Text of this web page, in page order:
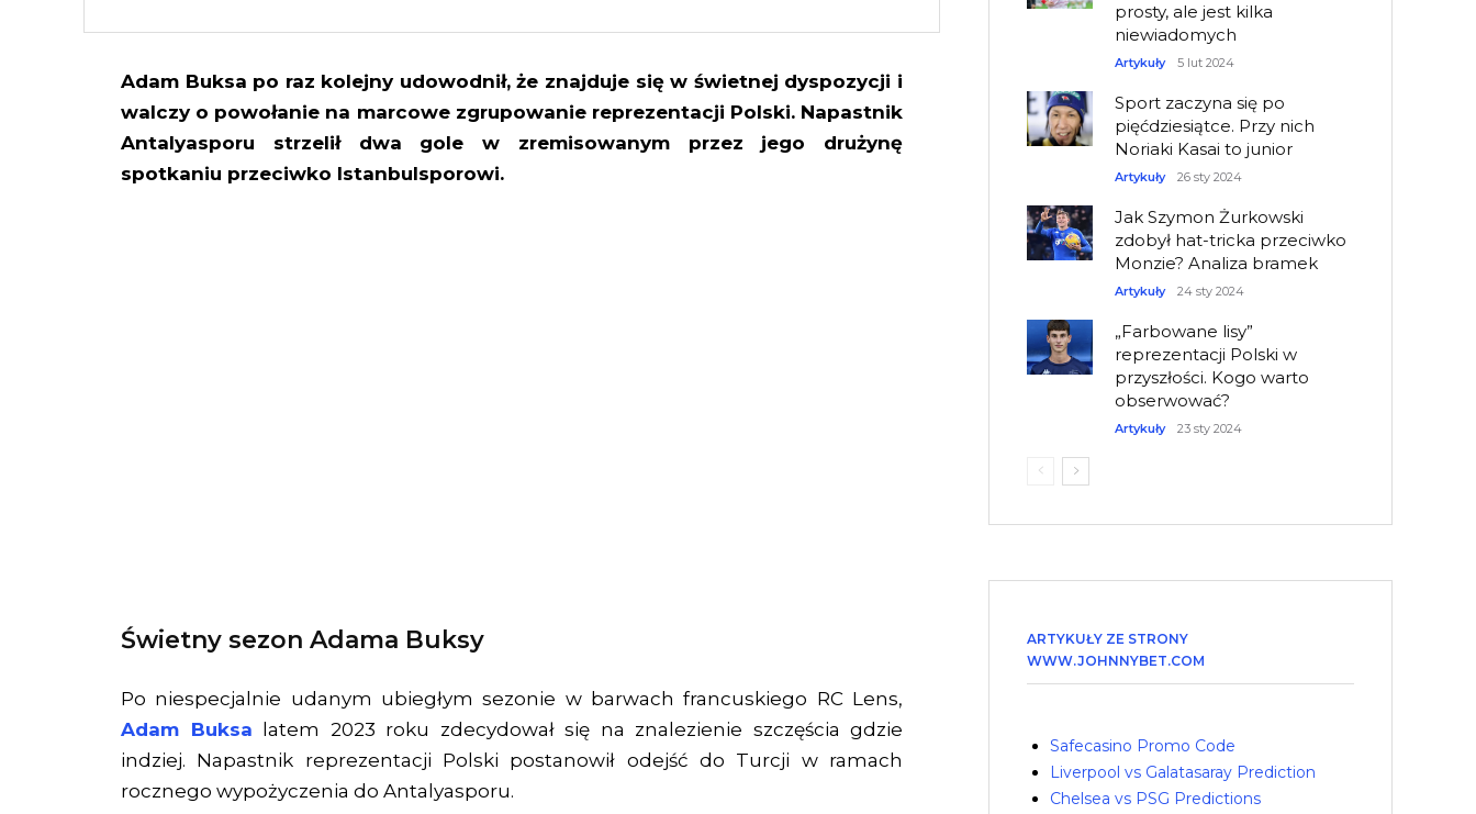
Adam Buksa po raz kolejny udowodnił, że znajduje się w świetnej dyspozycji i
walczy o powołanie na marcowe zgrupowanie reprezentacji Polski. Napastnik
Antalyasporu strzelił dwa gole w zremisowanym przez jego drużynę
spotkaniu przeciwko Istanbulsporowi.
Świetny sezon Adama Buksy
Po niespecjalnie udanym ubiegłym sezonie w barwach francuskiego RC Lens,
Adam Buksa latem 2023 roku zdecydował się na znalezienie szczęścia gdzie
indziej. Napastnik reprezentacji Polski postanowił odejść do Turcji w ramach
rocznego wypożyczenia do Antalyasporu.
prosty, ale jest kilka
niewiadomych
Artykuły 5 lut 2024
Sport zaczyna się po
pięćdziesiątce. Przy nich
Noriaki Kasai to junior
Artykuły 26 sty 2024
Jak Szymon Żurkowski
zdobył hat-tricka przeciwko
Monzie? Analiza bramek
Artykuły 24 sty 2024
„Farbowane lisy”
reprezentacji Polski w
przyszłości. Kogo warto
obserwować?
Artykuły 23 sty 2024
ARTYKUŁY ZE STRONY
WWW.JOHNNYBET.COM
Safecasino Promo Code
Liverpool vs Galatasaray Prediction
Chelsea vs PSG Predictions